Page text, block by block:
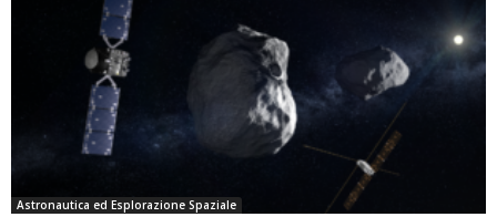
Astronautica ed Esplorazione Spaziale